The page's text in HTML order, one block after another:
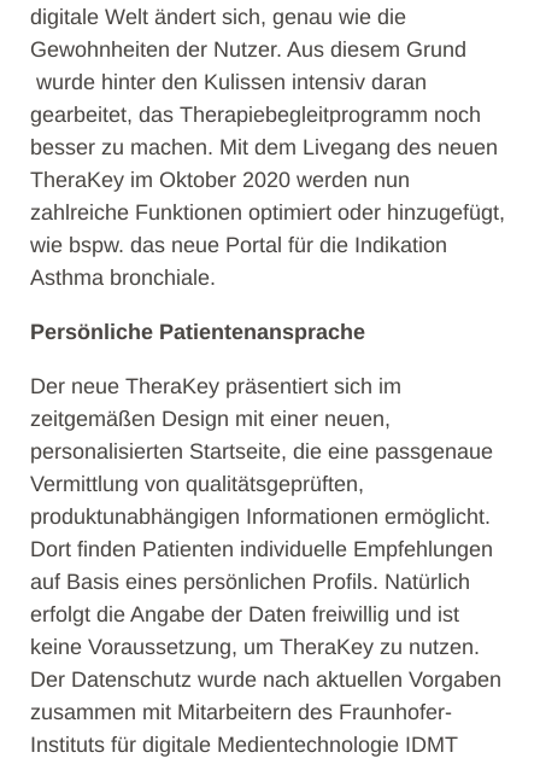
digitale Welt ändert sich, genau wie die
Gewohnheiten der Nutzer. Aus diesem Grund
wurde hinter den Kulissen intensiv daran
gearbeitet, das Therapiebegleitprogramm noch
besser zu machen. Mit dem Livegang des neuen
TheraKey im Oktober 2020 werden nun
zahlreiche Funktionen optimiert oder hinzugefügt,
wie bspw. das neue Portal für die Indikation
Asthma bronchiale.
Persönliche Patientenansprache
Der neue TheraKey präsentiert sich im
zeitgemäßen Design mit einer neuen,
personalisierten Startseite, die eine passgenaue
Vermittlung von qualitätsgeprüften,
produktunabhängigen Informationen ermöglicht.
Dort finden Patienten individuelle Empfehlungen
auf Basis eines persönlichen Profils. Natürlich
erfolgt die Angabe der Daten freiwillig und ist
keine Voraussetzung, um TheraKey zu nutzen.
Der Datenschutz wurde nach aktuellen Vorgaben
zusammen mit Mitarbeitern des Fraunhofer-
Instituts für digitale Medientechnologie IDMT